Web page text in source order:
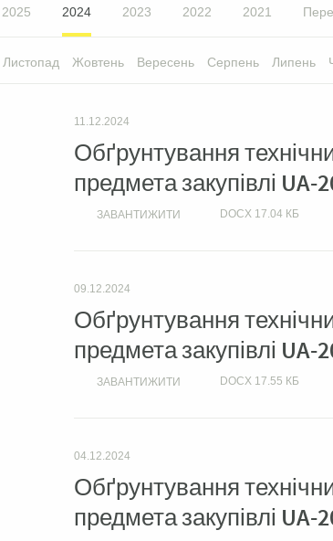
2025 2024 2023 2022 2021
Листопад Жовтень Вересень Серпень Липень
11.12.2024
Обґрунтування
предмета закупівлі UA-
ЗАВАНТИЖИТИ DOCX 17.04 КБ
09.12.2024
Обґрунтування
предмета закупівлі UA-
ЗАВАНТИЖИТИ DOCX 17.55 КБ
04.12.2024
Обґрунтування
предмета закупівлі UA-